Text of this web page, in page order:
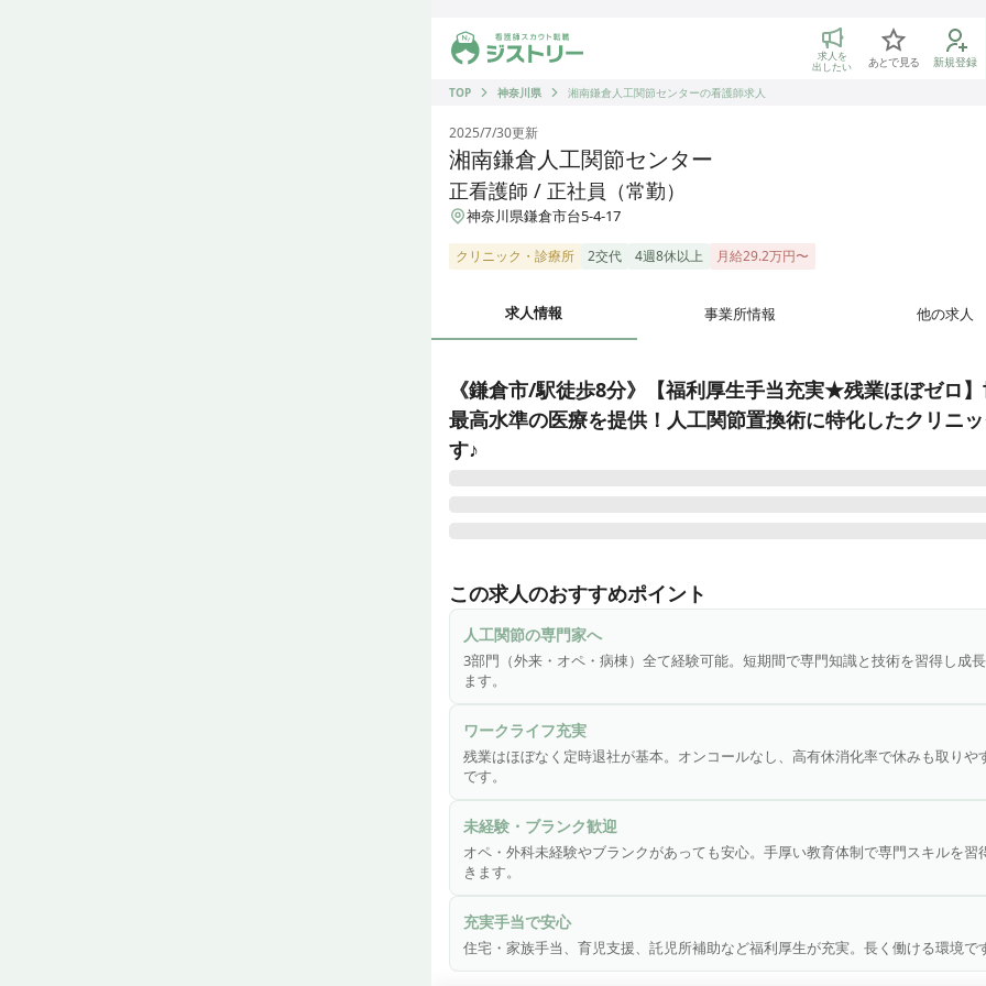
ジストリー 看護師の転職マッチング
求人を
出したい あとで見る 新規登録
TOP
神奈川県 湘南鎌倉人工関節センターの看護師求人
2025/7/30更新
湘南鎌倉人工関節センター
正看護師 / 正社員（常勤）
神奈川県鎌倉市台5-4-17
クリニック・診療所 2交代 4週8休以上 月給29.2万円〜
求人情報 事業所情報 他の求人
《鎌倉市/駅徒歩8分》【福利厚生手当充実★残業ほぼゼロ
最高水準の医療を提供！人工関節置換術に特化したクリニ
す♪
2004年国内で初めての人工関節特化型施設(19床)としてオープン。
院長は人工関節手術を専門とし、毎年700件前後の人工関節手術（主に
を行なっています。患者様の”早期退院・早期社会復帰”をモットーに掲げ
界水準の技術と心で患者様ファーストの高度専門医療を提供し続けてい
⭐︎★ここがポイント！★⭐︎
◎《ここでしか味わえない！質の高い看護が提供できます♪》
センター内の看護業務（外来・オペ・病棟）の全てを担当することがで
す。一人ひとりの回復までのプロセスを深く理解できるので、断片的で
い、より広い視野を持ったレベルの高い看護が提供できる環境です♪また
院ではなかなか経験できない、短期間で3部門全てを経験することができ
で、看護のエキスパートへ着実かつスピードを持って成長することがで
す！
◎《仕事も自分も大切にできます！》
予定の入院、オペ、外来が中心となっているため、ほぼ残業なく定時退
います♪月1回の勉強会も、勤務内で開催され、メリハリある働き方がで
この求人のおすすめポイント
人工関節の専門家へ
3部門（外来・オペ・病棟）全て経験可能。短期間で専門知識と技術を習得し成
ます。
ワークライフ充実
残業はほぼなく定時退社が基本。オンコールなし、高有休消化率で休みも取りや
です。
未経験・ブランク歓迎
オペ・外科未経験やブランクがあっても安心。手厚い教育体制で専門スキルを習
きます。
充実手当で安心
住宅・家族手当、育児支援、託児所補助など福利厚生が充実。長く働ける環境で